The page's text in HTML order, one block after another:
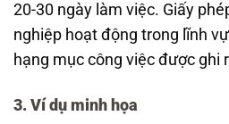
20-30 ngày làm việc. Giấy
nghiệp hoạt động trong lĩnh
hạng mục công việc được ghi
3. Ví dụ minh họa